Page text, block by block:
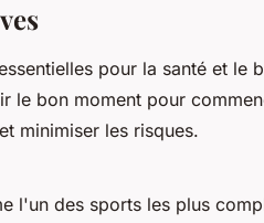
pour la santé et le
le bon moment pour
minimiser les risques.
l'un des sports les plus